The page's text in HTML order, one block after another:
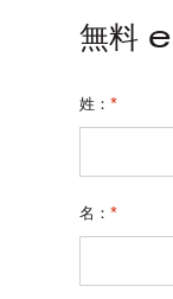
無料
*
姓：
*
名：